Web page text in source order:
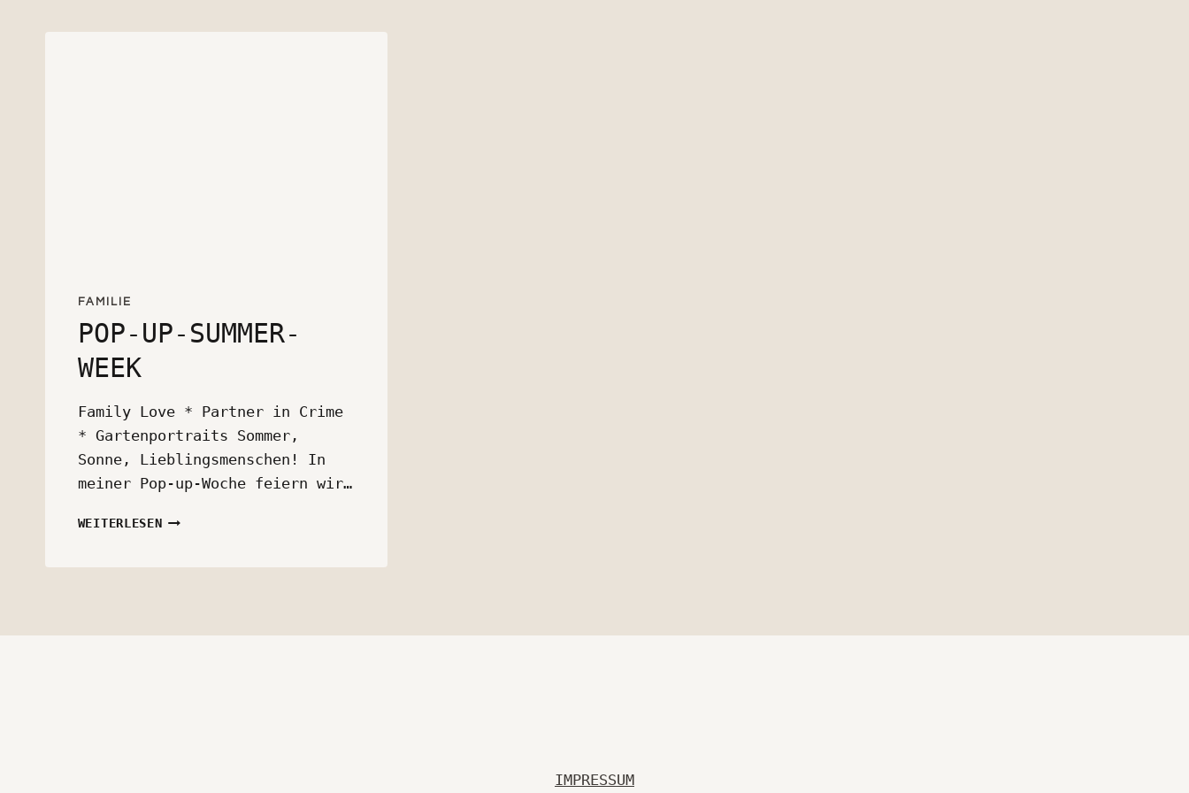
FAMILIE
POP-UP-SUMMER-
WEEK
Family Love * Partner in Crime
* Gartenportraits Sommer,
Sonne, Lieblingsmenschen! In
meiner Pop-up-Woche feiern wir…
WEITERLESENPOP-
IMPRESSUM